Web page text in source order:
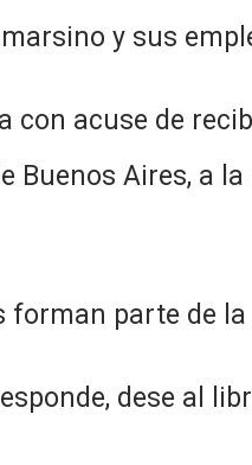
y sus
acuse de
Buenos Aires, a
forman parte de la
dese al